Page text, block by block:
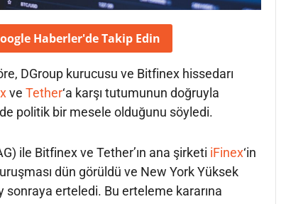
Haberler'deTakip Edin
DGroup kurucusu ve Bitfinex hissedarı
ve Tether‘a karşı tutumunun doğruyla
politik bir mesele olduğunu söyledi.
ile Bitfinex ve Tether’ın ana şirketi iFinex‘in
dün görüldü ve New York Yüksek
sonraya erteledi. Bu erteleme kararına